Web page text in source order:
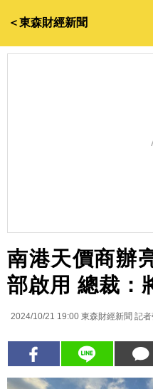
＜東森財經新聞
南港天價商辦
部啟用 總裁：
2024/10/21 19:00 東森財經新聞 記